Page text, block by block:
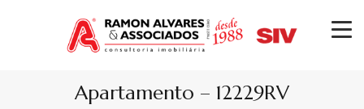
Apartamento – 12229RV